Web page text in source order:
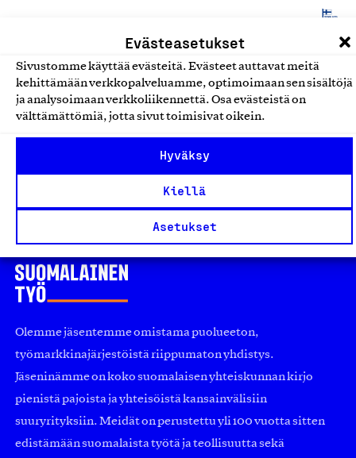
Evästeasetukset
Sivustomme käyttää evästeitä. Evästeet auttavat meitä
kehittämään verkkopalveluamme, optimoimaan sen sisältöjä
ja analysoimaan verkkoliikennettä. Osa evästeistä on
välttämättömiä, jotta sivut toimisivat oikein.
Hyväksy
Kiellä
Asetukset
Toimistohotellipalvelut:
työtilojen vuokraus avaimet
käteen -palveluna
Olemme jäsentemme omistama puolueeton,
työmarkkinajärjestöistä riippumaton yhdistys.
Jäseninämme on koko suomalaisen yhteiskunnan kirjo
pienistä pajoista ja yhteisöistä kansainvälisiin
suuryrityksiin. Meidät on perustettu yli 100 vuotta sitten
edistämään suomalaista työtä ja teollisuutta sekä